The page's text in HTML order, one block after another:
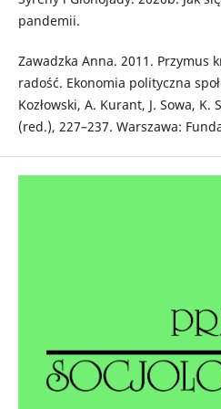
pandemii.
Zawadzka Anna. 2011. Przymus
radość. Ekonomia polityczna
Kozłowski, A. Kurant, J. Sowa, K.
(red.), 227–237. Warszawa: